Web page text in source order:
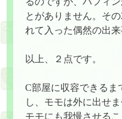
とがありません。そ
れて入った偶然の出来
以上、２点です。
C部屋に収容できるま
し、モモは外に出せ
モモにも我慢させる